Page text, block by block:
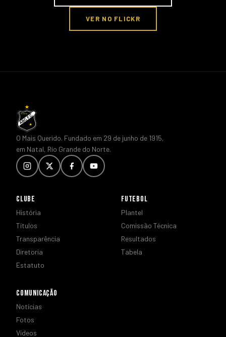
VER NO FLICKR
O Mais Querido. Fundado em 29 de junho de 1915,
em Natal, Rio Grande do Norte.
CLUBE
História
Títulos
Transparência
Diretoria
Estatuto
FUTEBOL
Plantel
Comissão Técnica
Resultados
Tabela
COMUNICAÇÃO
Notícias
Fotos
Vídeos